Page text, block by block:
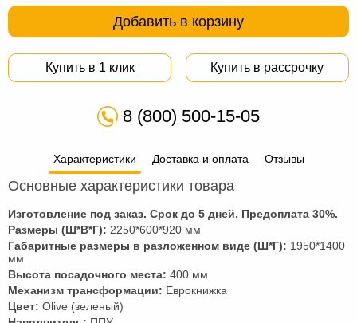
Добавить в корзину
Купить в 1 клик Купить в рассрочку
8 (800) 500-15-05
Характеристики Доставка и оплата Отзывы
Основные характеристики товара
Изготовление под заказ. Срок до 5 дней. Предоплата 30%.
Размеры (Ш*В*Г): 2250*600*920 мм
Габаритные размеры в разложенном виде (Ш*Г): 1950*1400
мм
Высота посадочного места: 400 мм
Механизм трансформации: Еврокнижка
Цвет: Olive (зеленый)